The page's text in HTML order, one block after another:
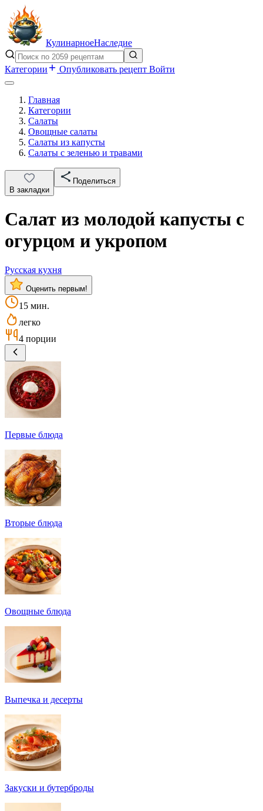
КулинарноеНаследие
Категории Опубликовать рецепт Войти
Главная
Категории
Салаты
Овощные салаты
Салаты из капусты
Салаты с зеленью и травами
В закладки
Поделиться
Салат из молодой капусты с
огурцом и укропом
Русская кухня
Оценить первым!
15 мин.
легко
4 порции
Первые блюда
Вторые блюда
Овощные блюда
Выпечка и десерты
Закуски и бутерброды